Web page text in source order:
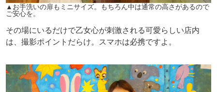
▲お手洗いの扉もミニサイズ。もちろん中は通常の高さがあるので
ご安心を。
その場にいるだけで乙女心が刺激される可愛らしい店内
は、撮影ポイントだらけ。スマホは必携ですよ。